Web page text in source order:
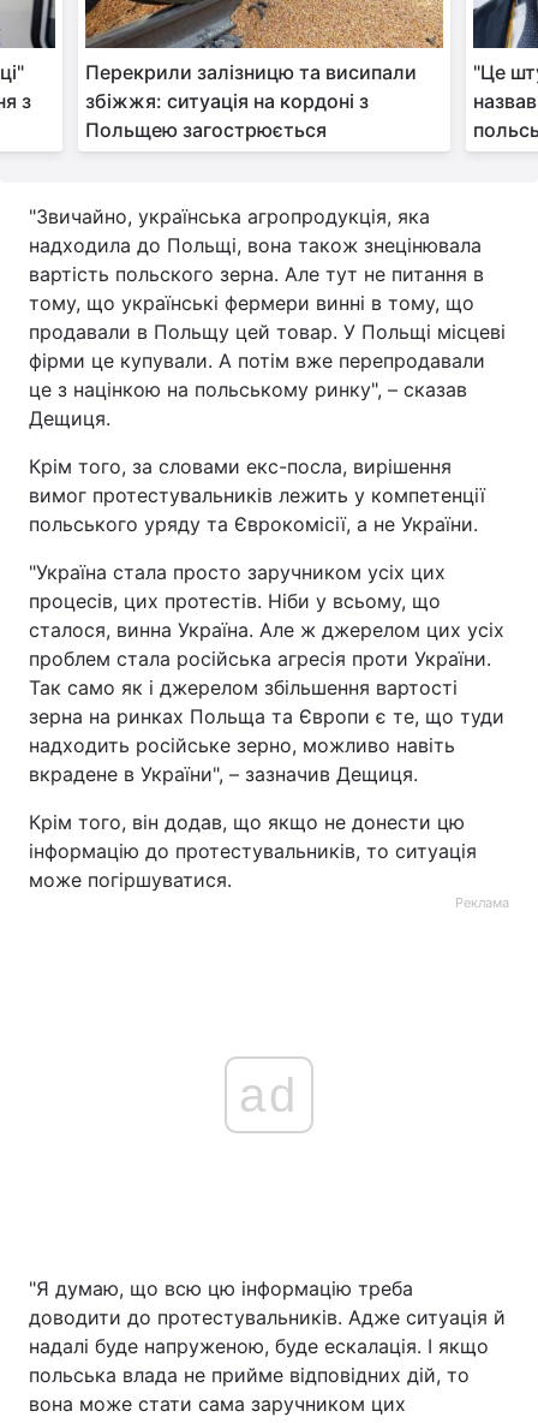
з
Перекрили залізницю та висипали
збіжжя: ситуація на кордоні з
Польщею загострюється
"Це
"Звичайно, українська агропродукція, яка
надходила до Польщі, вона також знецінювала
вартість польского зерна. Але тут не питання в
тому, що українські фермери винні в тому, що
продавали в Польщу цей товар. У Польщі місцеві
фірми це купували. А потім вже перепродавали
це з націнкою на польському ринку", – сказав
Дещиця.
Крім того, за словами екс-посла, вирішення
вимог протестувальників лежить у компетенції
польського уряду та Єврокомісії, а не України.
"Україна стала просто заручником усіх цих
процесів, цих протестів. Ніби у всьому, що
сталося, винна Україна. Але ж джерелом цих усіх
проблем стала російська агресія проти України.
Так само як і джерелом збільшення вартості
зерна на ринках Польща та Європи є те, що туди
надходить російське зерно, можливо навіть
вкрадене в України", – зазначив Дещиця.
Крім того, він додав, що якщо не донести цю
інформацію до протестувальників, то ситуація
може погіршуватися.
Реклама
ad
"Я думаю, що всю цю інформацію треба
доводити до протестувальників. Адже ситуація й
надалі буде напруженою, буде ескалація. І якщо
польська влада не прийме відповідних дій, то
вона може стати сама заручником цих